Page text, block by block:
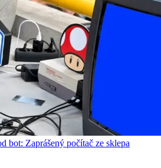
bot: Zaprášený počítač ze sklepa